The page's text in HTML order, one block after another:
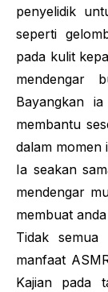
penyelidik
seperti
pada kulit
mendengar
Bayangkan
membantu
dalam momen
Ia seakan
mendengar
membuat
Tidak semua
manfaat
Kajian pada